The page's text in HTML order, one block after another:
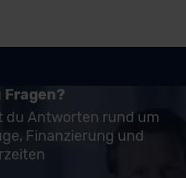
Fragen?
du Antworten rund um
Finanzierung und